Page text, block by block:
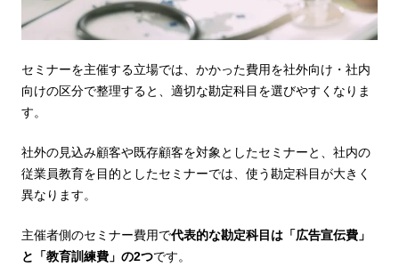
セミナーを主催する立場では、かかった費用を社外向け・社内
向けの区分で整理すると、適切な勘定科目を選びやすくなりま
す。
社外の見込み顧客や既存顧客を対象としたセミナーと、社内の
従業員教育を目的としたセミナーでは、使う勘定科目が大きく
異なります。
主催者側のセミナー費用で代表的な勘定科目は「広告宣伝費」
と「教育訓練費」の2つです。